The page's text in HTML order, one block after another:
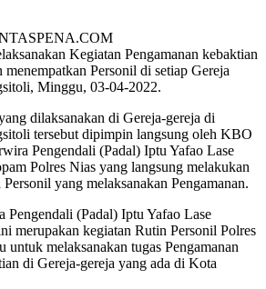
Kegiatan Pengamanan kebaktian
Personil di setiap Gereja
Minggu, 03-04-2022.
dilaksanakan di Gereja-gereja di
tersebut dipimpin langsung oleh KBO
Pengendali (Padal) Iptu Yafao Lase
Polres Nias yang langsung melakukan
yang melaksanakan Pengamanan.
Pengendali (Padal) Iptu Yafao Lase
merupakan kegiatan Rutin Personil Polres
melaksanakan tugas Pengamanan
di Gereja-gereja yang ada di Kota